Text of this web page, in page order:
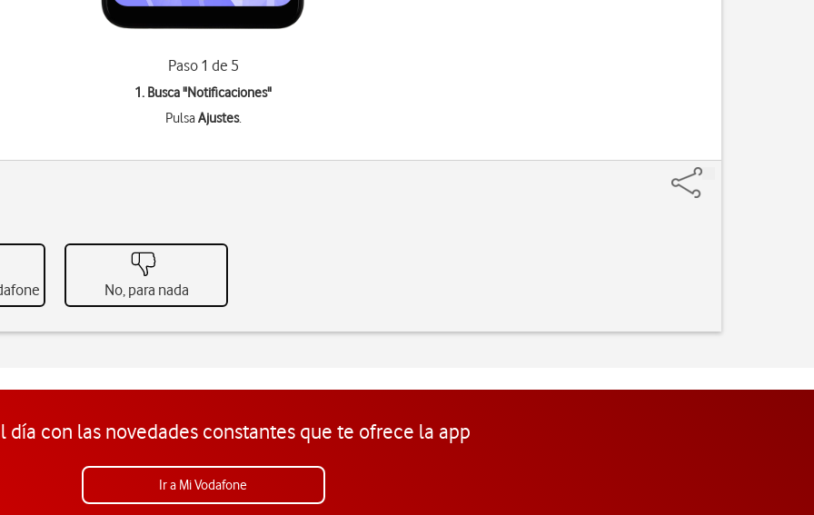
Paso 1 de 5
1. Busca "Notificaciones"
PulsaAjustes.
No, para nada
día con las novedades constantes que te ofrece la app
Ir a Mi Vodafone